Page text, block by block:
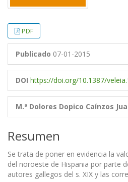
PDF
Publicado 07-01-2015
DOI https://doi.org/10.1387/
M.ª Dolores Dopico Caínzos
Resumen
Se trata de poner en evidencia la
del noroeste de Hispania por parte
autores gallegos del s. XIX y las